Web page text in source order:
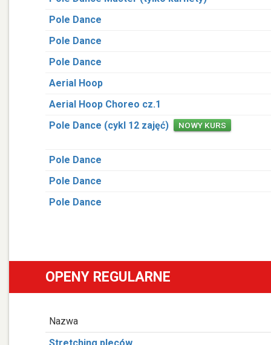
Pole Dance
Pole Dance
Pole Dance
Aerial Hoop
Aerial Hoop Choreo cz.1
Pole Dance (cykl 12 zajęć)
NOWY KURS
Pole Dance
Pole Dance
Pole Dance
OPENY REGULARNE
Nazwa